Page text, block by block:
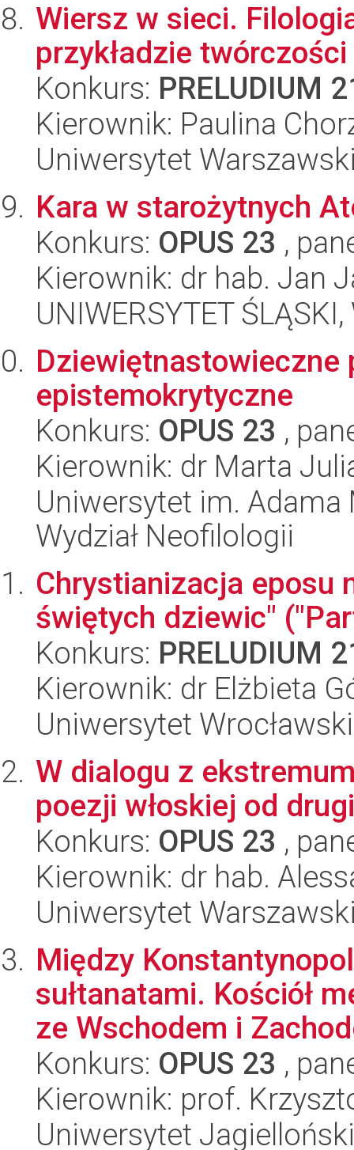
Wiersz w sieci.
przykładzie
Konkurs: PRELUDIUM
Kierownik: Paulina
Uniwersytet
Kara w starożytnych
Konkurs: OPUS 23 ,
Kierownik: dr hab. Jan
UNIWERSYTET
Dziewiętnastowieczne
epistemokrytyczne
Konkurs: OPUS 23 ,
Kierownik: dr Marta
Uniwersytet im.
Wydział Neofilologii
Chrystianizacja eposu
świętych dziewic"
Konkurs: PRELUDIUM
Kierownik: dr Elżbieta
Uniwersytet
W dialogu z
poezji włoskiej od
Konkurs: OPUS 23 ,
Kierownik: dr hab.
Uniwersytet
Między
sułtanatami. Kościół
ze Wschodem i
Konkurs: OPUS 23 ,
Kierownik: prof.
Uniwersytet